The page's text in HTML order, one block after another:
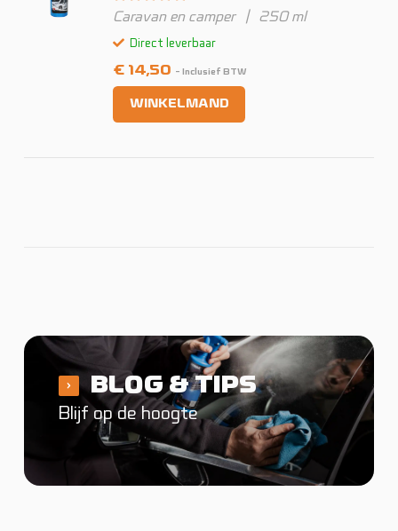
Gewaardeerd0uit 5
Caravan en camper | 250 ml
Direct leverbaar
€ 14,50 - Inclusief BTW
WINKELMAND
BLOG & TIPS
Blijf op de hoogte